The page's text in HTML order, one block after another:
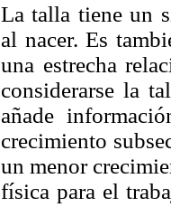
La talla tiene un
al nacer. Es
una estrecha
considerarse la
añade
crecimiento
un menor
física para el